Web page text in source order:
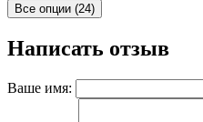
Все опции (24)
Написать отзыв
Ваше имя: